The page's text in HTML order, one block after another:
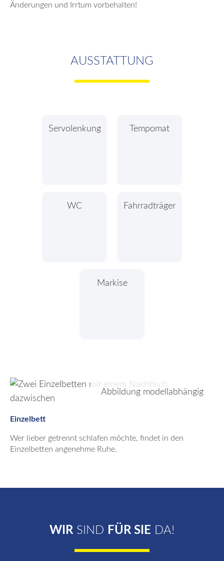
Änderungen und Irrtum vorbehalten!
AUSSTATTUNG
Servolenkung Tempomat
WC Fahrradträger
Markise
Abbildung modellabhängig
Einzelbett
Wer lieber getrennt schlafen möchte, findet in den
Einzelbetten angenehme Ruhe.
WIRSIND FÜR SIE DA!